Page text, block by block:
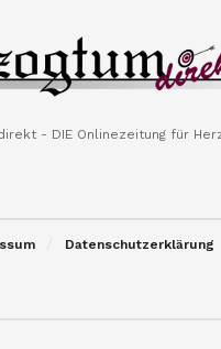
- DIE Onlinezeitung für
Datenschutzerklärung